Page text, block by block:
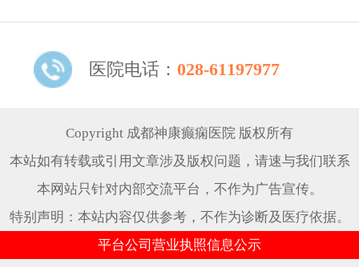
线！
医院电话： 028-61197977
Copyright 成都神康癫痫医院 版权所有
本站如有转载或引用文章涉及版权问题，请速与我们联系
本网站只针对内部交流平台，不作为广告宣传。
特别声明：本站内容仅供参考，不作为诊断及医疗依据。
平台公司营业执照信息公示